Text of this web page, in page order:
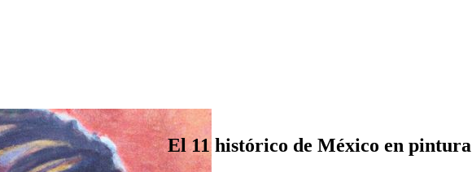
El 11 histórico de México en pintura